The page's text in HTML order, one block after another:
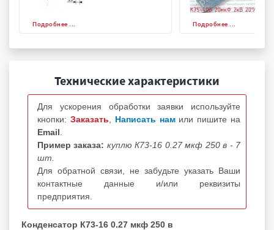
Подробнее ... Подробнее ...
Технические характеристики
Для ускорения обработки заявки используйте
кнопки: Заказать Написать нам или пишите на
Email
Пример заказа: куплю К73-16 0.27 мкф 250 в - 7
шт.
Для обратной связи, не забудьте указать Ваши
контактные данные и/или реквизиты
предприятия.
Конденсатор К73-16 0.27 мкф 250 в